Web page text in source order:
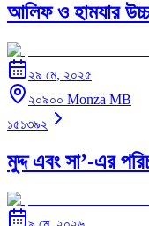
আলিফ ও হামযার
২৯ মে, ২০২৫
২০৯০০ Monza MB
১৫১৩৯২
মুদ্দ এবং সা’-এর